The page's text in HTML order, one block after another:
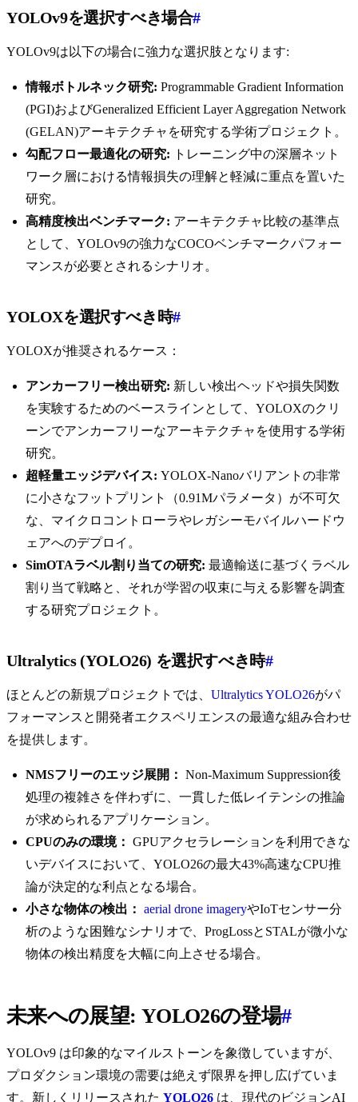
YOLOv9を選択すべき場合#
YOLOv9は以下の場合に強力な選択肢となります:
情報ボトルネック研究: Programmable Gradient Information
(PGI)およびGeneralized Efficient Layer Aggregation Network
(GELAN)アーキテクチャを研究する学術プロジェクト。
勾配フロー最適化の研究: トレーニング中の深層ネット
ワーク層における情報損失の理解と軽減に重点を置いた
研究。
高精度検出ベンチマーク: アーキテクチャ比較の基準点
として、YOLOv9の強力なCOCOベンチマークパフォー
マンスが必要とされるシナリオ。
YOLOXを選択すべき時#
YOLOXが推奨されるケース：
アンカーフリー検出研究: 新しい検出ヘッドや損失関数
を実験するためのベースラインとして、YOLOXのクリ
ーンでアンカーフリーなアーキテクチャを使用する学術
研究。
超軽量エッジデバイス: YOLOX-Nanoバリアントの非常
に小さなフットプリント（0.91Mパラメータ）が不可欠
な、マイクロコントローラやレガシーモバイルハードウ
ェアへのデプロイ。
SimOTAラベル割り当ての研究: 最適輸送に基づくラベル
割り当て戦略と、それが学習の収束に与える影響を調査
する研究プロジェクト。
Ultralytics (YOLO26) を選択すべき時#
ほとんどの新規プロジェクトでは、 Ultralytics YOLO26がパ
フォーマンスと開発者エクスペリエンスの最適な組み合わせ
を提供します。
NMSフリーのエッジ展開： Non-Maximum Suppression後
処理の複雑さを伴わずに、一貫した低レイテンシの推論
が求められるアプリケーション。
CPUのみの環境： GPUアクセラレーションを利用できな
いデバイスにおいて、YOLO26の最大43%高速なCPU推
論が決定的な利点となる場合。
小さな物体の検出： aerial drone imageryやIoTセンサー分
析のような困難なシナリオで、ProgLossとSTALが微小な
物体の検出精度を大幅に向上させる場合。
未来への展望: YOLO26の登場#
YOLOv9 は印象的なマイルストーンを象徴していますが、
プロダクション環境の需要は絶えず限界を押し広げていま
す。新しくリリースされた YOLO26 は、現代のビジョンAI